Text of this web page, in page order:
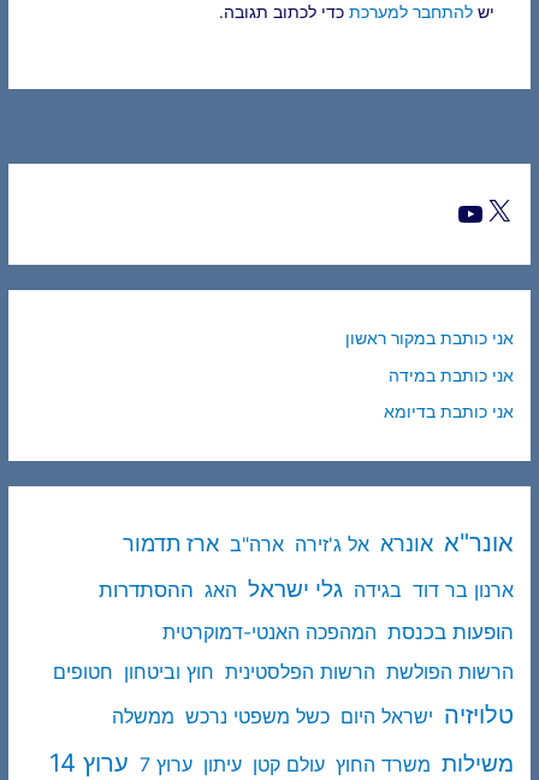
ישלהתחבר למערכתכדי לכתוב תגובה.
אני כותבת במקור ראשון
אני כותבת במידה
אני כותבת בדיומא
אונר"א אונרא אל ג'זירה ארה"ב ארז תדמור
ארנון בר דוד בגידה גלי ישראל האג
ההסתדרות
הופעות בכנסת
המהפכה האנטי-דמוקרטית
הרשות הפולשת
הרשות הפלסטינית חוץ וביטחון חטופים
טלויזיה ישראל היום כשל משפטי נרכש ממשלה
משילות משרד החוץ עולם קטן עיתון ערוץ 7 ערוץ 14